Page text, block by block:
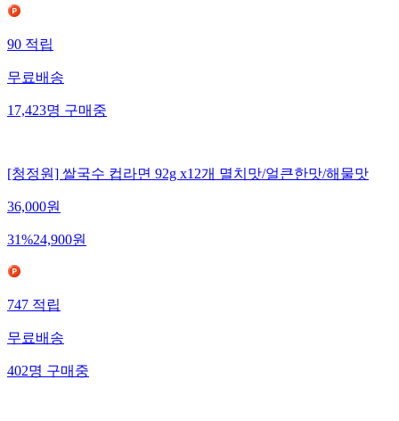
90 적립
무료배송
17,423명 구매중
[청정원] 쌀국수 컵라면 92g x12개 멸치맛/얼큰한맛/해물맛
36,000원
31%24,900원
747 적립
무료배송
402명 구매중